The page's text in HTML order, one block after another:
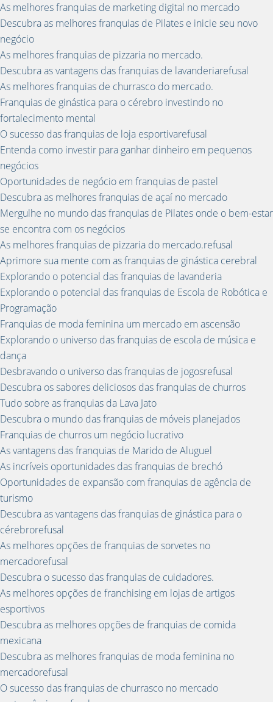
As melhores franquias de marketing digital no mercado
Descubra as melhores franquias de Pilates e inicie seu novo
negócio
As melhores franquias de pizzaria no mercado.
Descubra as vantagens das franquias de lavanderiarefusal
As melhores franquias de churrasco do mercado.
Franquias de ginástica para o cérebro investindo no
fortalecimento mental
O sucesso das franquias de loja esportivarefusal
Entenda como investir para ganhar dinheiro em pequenos
negócios
Oportunidades de negócio em franquias de pastel
Descubra as melhores franquias de açaí no mercado
Mergulhe no mundo das franquias de Pilates onde o bem-estar
se encontra com os negócios
As melhores franquias de pizzaria do mercado.refusal
Aprimore sua mente com as franquias de ginástica cerebral
Explorando o potencial das franquias de lavanderia
Explorando o potencial das franquias de Escola de Robótica e
Programação
Franquias de moda feminina um mercado em ascensão
Explorando o universo das franquias de escola de música e
dança
Desbravando o universo das franquias de jogosrefusal
Descubra os sabores deliciosos das franquias de churros
Tudo sobre as franquias da Lava Jato
Descubra o mundo das franquias de móveis planejados
Franquias de churros um negócio lucrativo
As vantagens das franquias de Marido de Aluguel
As incríveis oportunidades das franquias de brechó
Oportunidades de expansão com franquias de agência de
turismo
Descubra as vantagens das franquias de ginástica para o
cérebrorefusal
As melhores opções de franquias de sorvetes no
mercadorefusal
Descubra o sucesso das franquias de cuidadores.
As melhores opções de franchising em lojas de artigos
esportivos
Descubra as melhores opções de franquias de comida
mexicana
Descubra as melhores franquias de moda feminina no
mercadorefusal
O sucesso das franquias de churrasco no mercado